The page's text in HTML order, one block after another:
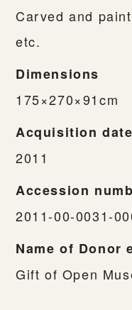
Carved and
etc.
Dimensions
175×270×91cm
Acquisition date
2011
Accession
2011-00-0031-
Name of Donor
Gift of Open